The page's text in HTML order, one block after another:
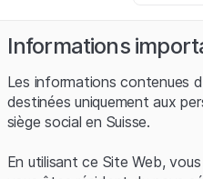
Informations
Les informations contenues
destinées uniquement aux
siège social en Suisse.
En utilisant ce Site Web,